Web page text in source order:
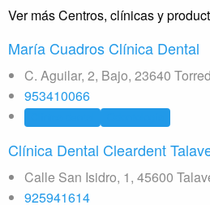
Ver más Centros, clínicas y
María Cuadros Clínica Dental
C. Aguilar, 2, Bajo, 23640
953410066
Clínica Dental Cleardent
Calle San Isidro, 1, 45600
925941614